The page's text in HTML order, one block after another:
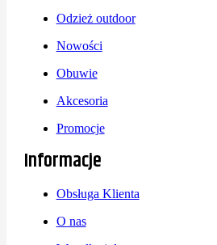
Odzież outdoor
Nowości
Obuwie
Akcesoria
Promocje
Informacje
Obsługa Klienta
O nas